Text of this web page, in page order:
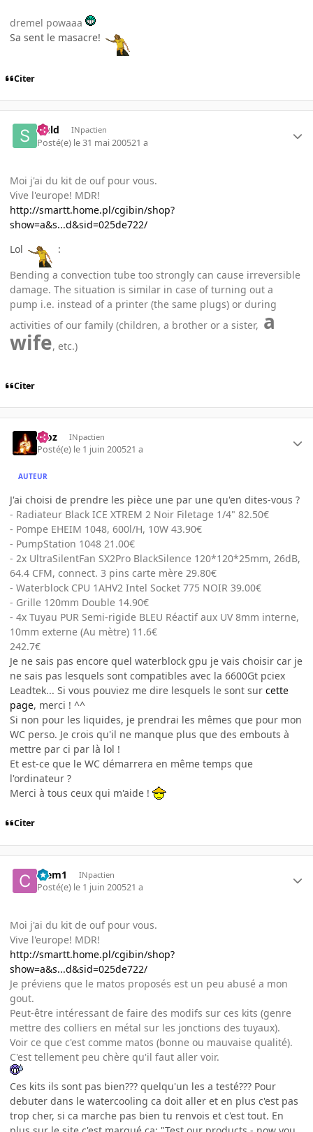
dremel powaaa
Sa sent le masacre!
Citer
sield INpactien
Posté(e) le 31 mai 200521 a
Moi j'ai du kit de ouf pour vous.
Vive l'europe! MDR!
http://smartt.home.pl/cgibin/shop?
show=a&s...d&sid=025de722/
Lol
:
Bending a convection tube too strongly can cause irreversible
damage. The situation is similar in case of turning out a
pump i.e. instead of a printer (the same plugs) or during
activities of our family (children, a brother or a sister, a
wife, etc.)
Citer
Moz INpactien
Posté(e) le 1 juin 200521 a
AUTEUR
J'ai choisi de prendre les pièce une par une qu'en dites-vous ?
- Radiateur Black ICE XTREM 2 Noir Filetage 1/4" 82.50€
- Pompe EHEIM 1048, 600l/H, 10W 43.90€
- PumpStation 1048 21.00€
- 2x UltraSilentFan SX2Pro BlackSilence 120*120*25mm, 26dB,
64.4 CFM, connect. 3 pins carte mère 29.80€
- Waterblock CPU 1AHV2 Intel Socket 775 NOIR 39.00€
- Grille 120mm Double 14.90€
- 4x Tuyau PUR Semi-rigide BLEU Réactif aux UV 8mm interne,
10mm externe (Au mètre) 11.6€
242.7€
Je ne sais pas encore quel waterblock gpu je vais choisir car je
ne sais pas lesquels sont compatibles avec la 6600Gt pciex
Leadtek... Si vous pouviez me dire lesquels le sont sur cette
page, merci ! ^^
Si non pour les liquides, je prendrai les mêmes que pour mon
WC perso. Je crois qu'il ne manque plus que des embouts à
mettre par ci par là lol !
Et est-ce que le WC démarrera en même temps que
l'ordinateur ?
Merci à tous ceux qui m'aide !
Citer
Clem1 INpactien
Posté(e) le 1 juin 200521 a
Moi j'ai du kit de ouf pour vous.
Vive l'europe! MDR!
http://smartt.home.pl/cgibin/shop?
show=a&s...d&sid=025de722/
Je préviens que le matos proposés est un peu abusé a mon
gout.
Peut-être intéressant de faire des modifs sur ces kits (genre
mettre des colliers en métal sur les jonctions des tuyaux).
Voir ce que c'est comme matos (bonne ou mauvaise qualité).
C'est tellement peu chère qu'il faut aller voir.
Ces kits ils sont pas bien??? quelqu'un les a testé??? Pour
debuter dans le watercooling ca doit aller et en plus c'est pas
trop cher, si ca marche pas bien tu renvois et c'est tout. En